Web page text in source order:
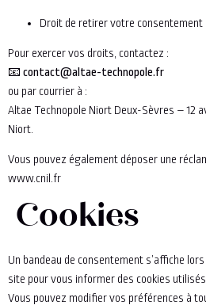
Droit de retirer votre consentement
Pour exercer vos droits, contactez :
📧 contact@altae-technopole.fr
ou par courrier à :
Altae Technopole Niort Deux-Sèvres – 12
Niort.
Vous pouvez également déposer une
www.cnil.fr
Cookies
Un bandeau de consentement s’affiche
site pour vous informer des cookies
Vous pouvez modifier vos préférences à